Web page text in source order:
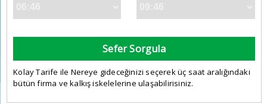
Sefer Sorgula
Kolay Tarife ile Nereye gideceğinizi seçerek üç saat aralığındaki
bütün firma ve kalkış iskelelerine ulaşabilirisiniz.